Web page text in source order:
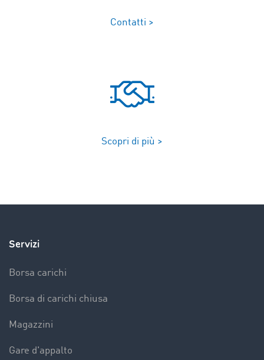
Contatti >
Scopri di più >
Servizi
Borsa carichi
Borsa di carichi chiusa
Magazzini
Gare d'appalto